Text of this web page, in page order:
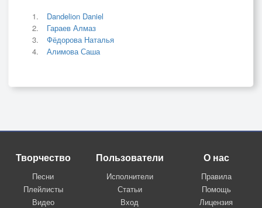
Dandelion Daniel
Гараев Алмаз
Фёдорова Наталья
Алимова Саша
Творчество
Песни
Плейлисты
Видео
Пользователи
Исполнители
Статьи
Вход
О нас
Правила
Помощь
Лицензия